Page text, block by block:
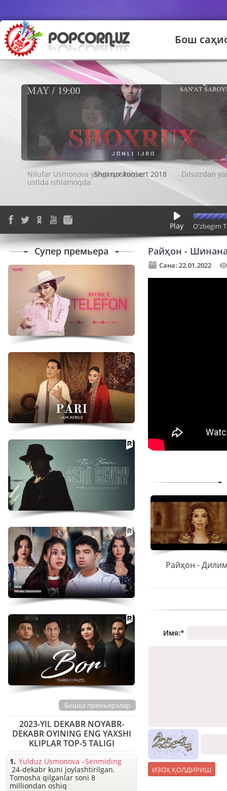
Бош
Shoxrux konsert 2018
Play O'zbegim
Райҳон -
Сана: 22.01.2022
Райҳон -
Имя:*
Супер премьера
Бошқа премьералар
2023-YIL DEKABR NOYABR-
DEKABR OYINING ENG YAXSHI
KLIPLAR TOP-5 TALIGI
Yulduz Usmonova –Senmiding
24-dekabr kuni joylashtirilgan.
Tomosha qilganlar soni 8
milliondan oshiq